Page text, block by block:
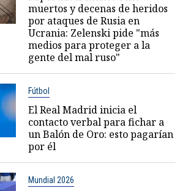
muertos y decenas de heridos
por ataques de Rusia en
Ucrania: Zelenski pide "más
medios para proteger a la
gente del mal ruso"
Fútbol
El Real Madrid inicia el
contacto verbal para fichar a
un Balón de Oro: esto pagarían
por él
Mundial 2026